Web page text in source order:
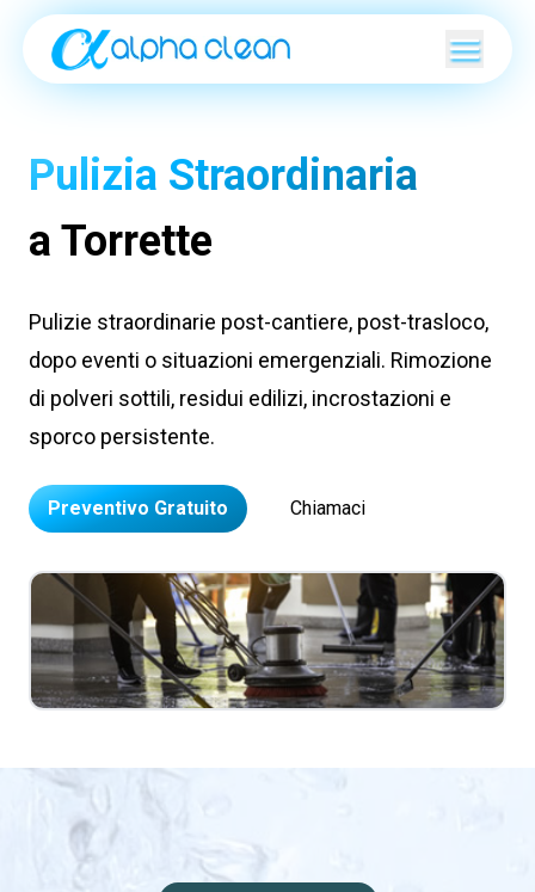
Pulizia Straordinaria
a Torrette
Pulizie straordinarie post-cantiere, post-trasloco,
dopo eventi o situazioni emergenziali. Rimozione
di polveri sottili, residui edilizi, incrostazioni e
sporco persistente.
Preventivo Gratuito Chiamaci